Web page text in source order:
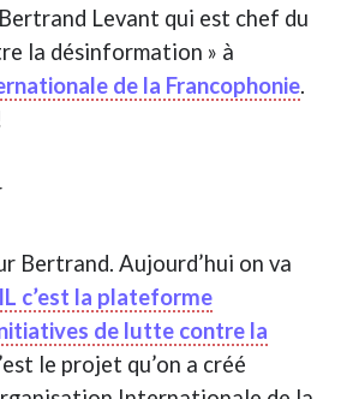
Levant qui est chef du
la désinformation » à
de la Francophonie.
Bertrand. Aujourd’hui on va
c’est la plateforme
de lutte contre la
le projet qu’on a créé